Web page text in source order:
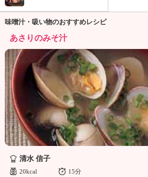
ー
シ
「
み
ん
な
の
き
ょ
う
の
味噌汁・吸い物のおすすめレシピ
あさりのみそ汁
清水 信子
20kcal
15分